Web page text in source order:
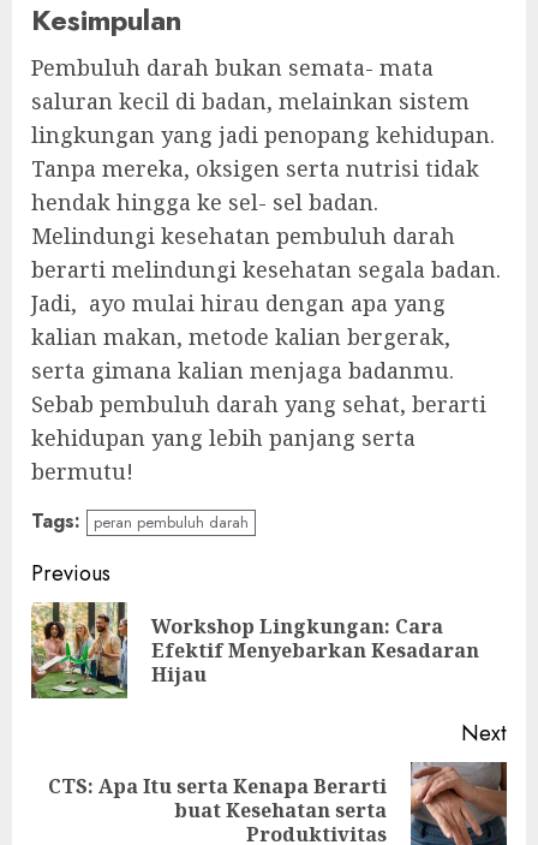
Kesimpulan
Pembuluh darah bukan semata- mata
saluran kecil di badan, melainkan sistem
lingkungan yang jadi penopang kehidupan.
Tanpa mereka, oksigen serta nutrisi tidak
hendak hingga ke sel- sel badan.
Melindungi kesehatan pembuluh darah
berarti melindungi kesehatan segala badan.
Jadi, ayo mulai hirau dengan apa yang
kalian makan, metode kalian bergerak,
serta gimana kalian menjaga badanmu.
Sebab pembuluh darah yang sehat, berarti
kehidupan yang lebih panjang serta
bermutu!
Tags: peran pembuluh darah
Continue
Reading
Previous
Workshop Lingkungan: Cara
Efektif Menyebarkan Kesadaran
Hijau
Next
Next
CTS: Apa Itu serta Kenapa Berarti
buat Kesehatan serta
Produktivitas